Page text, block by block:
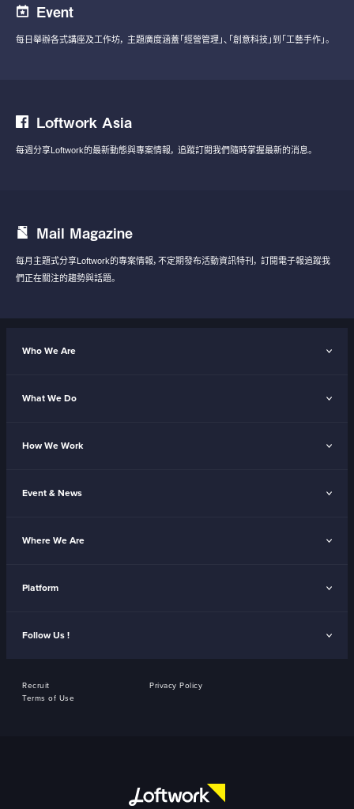
Event
每日舉辦各式講座及工作坊， 主題廣度涵蓋「經營管理」、「創意科技」到「工藝手作」。
Loftwork Asia
每週分享Loftwork的最新動態與專案情報， 追蹤訂閱我們隨時掌握最新的消息。
Mail Magazine
每月主題式分享Loftwork的專案情報，不定期發布活動資訊特刊， 訂閱電子報追蹤我
們正在關注的趨勢與話題。
Who We Are
What We Do
How We Work
Event & News
Where We Are
Platform
Follow Us !
Recruit
Privacy Policy
Terms of Use